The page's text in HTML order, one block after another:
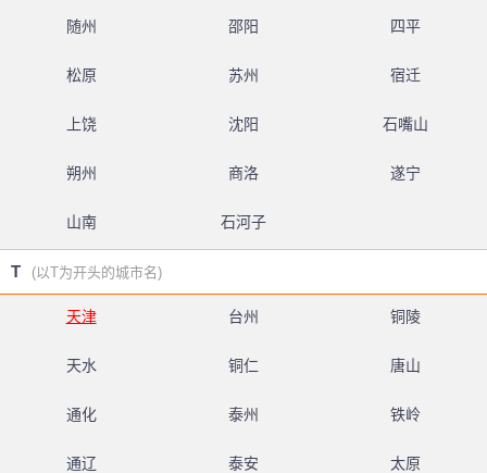
随州 邵阳 四平
松原 苏州 宿迁
上饶 沈阳 石嘴山
朔州 商洛 遂宁
山南 石河子
T (以T为开头的城市名)
天津 台州 铜陵
天水 铜仁 唐山
通化 泰州 铁岭
通辽 泰安 太原